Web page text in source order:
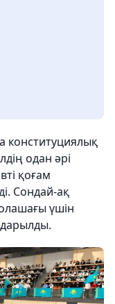
конституциялық
одан әрі
қоғам
Сондай-ақ
үшін